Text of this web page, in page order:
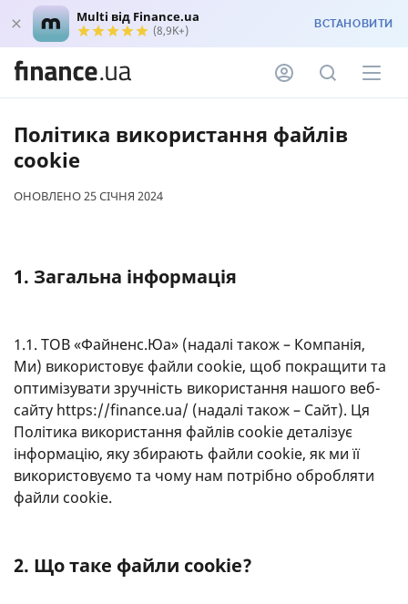
Multi від Finance.ua
(8,9K+) ВСТАНОВИТИ
Політика використання файлів
cookie
ОНОВЛЕНО 25 СІЧНЯ 2024
1. Загальна інформація
1.1. ТОВ «Файненс.Юа» (надалі також – Компанія,
Ми) використовує файли cookie, щоб покращити та
оптимізувати зручність використання нашого веб-
сайту https://finance.ua/ (надалі також – Сайт). Ця
Політика використання файлів cookie деталізує
інформацію, яку збирають файли cookie, як ми її
використовуємо та чому нам потрібно обробляти
файли cookie.
2. Що таке файли cookie?